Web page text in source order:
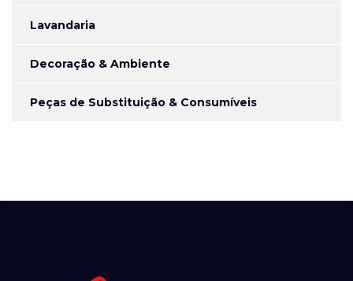
Lavandaria
Decoração & Ambiente
Peças de Substituição & Consumíveis